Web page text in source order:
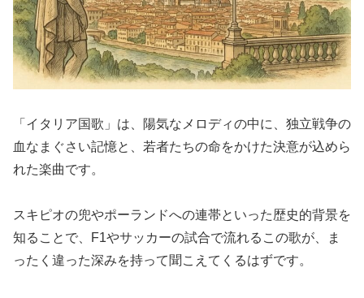
「イタリア国歌」は、陽気なメロディの中に、独立戦争の
血なまぐさい記憶と、若者たちの命をかけた決意が込めら
れた楽曲です。
スキピオの兜やポーランドへの連帯といった歴史的背景を
知ることで、F1やサッカーの試合で流れるこの歌が、ま
ったく違った深みを持って聞こえてくるはずです。